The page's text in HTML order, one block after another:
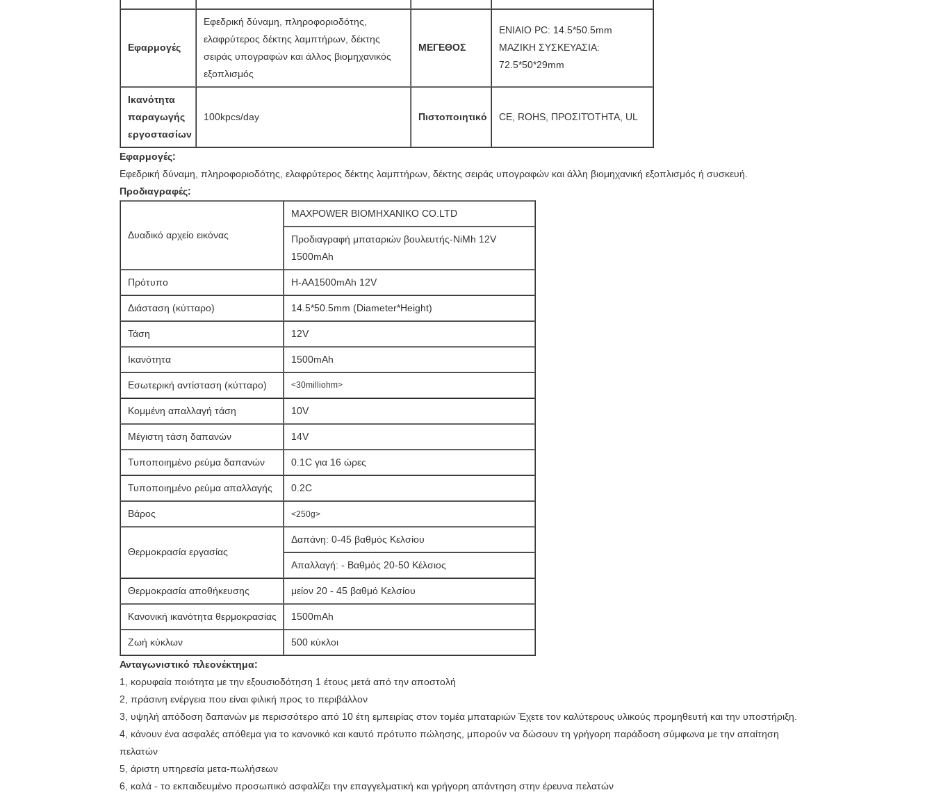
Εφαρμογές
Εφεδρική δύναμη, πληροφοριοδότης,
ελαφρύτερος δέκτης λαμπτήρων, δέκτης
σειράς υπογραφών και άλλος βιομηχανικός
εξοπλισμός
ΜΕΓΕΘΟΣ
ΕΝΙΑΙΟ PC: 14.5*50.5mm
ΜΑΖΙΚΗ ΣΥΣΚΕΥΑΣΙΑ:
72.5*50*29mm
Ικανότητα
παραγωγής
εργοστασίων
100kpcs/day Πιστοποιητικό CE, ROHS, ΠΡΟΣΙΤΌΤΗΤΑ, UL
Εφαρμογές:
Εφεδρική δύναμη, πληροφοριοδότης, ελαφρύτερος δέκτης λαμπτήρων, δέκτης σειράς υπογραφών και άλλη βιομηχανική εξοπλισμός ή συσκευή.
Προδιαγραφές:
Δυαδικό αρχείο εικόνας
MAXPOWER ΒΙΟΜΗΧΑΝΙΚΟ CO.LTD
Προδιαγραφή μπαταριών βουλευτής-NiMh 12V
1500mAh
Πρότυπο H-AA1500mAh 12V
Διάσταση (κύτταρο) 14.5*50.5mm (Diameter*Height)
Τάση 12V
Ικανότητα 1500mAh
Εσωτερική αντίσταση (κύτταρο) <30milliohm>
Κομμένη απαλλαγή τάση 10V
Μέγιστη τάση δαπανών 14V
Τυποποιημένο ρεύμα δαπανών 0.1C για 16 ώρες
Τυποποιημένο ρεύμα απαλλαγής 0.2C
Βάρος <250g>
Θερμοκρασία εργασίας
Δαπάνη: 0-45 βαθμός Κελσίου
Απαλλαγή: - Βαθμός 20-50 Κέλσιος
Θερμοκρασία αποθήκευσης μείον 20 - 45 βαθμό Κελσίου
Κανονική ικανότητα θερμοκρασίας 1500mAh
Ζωή κύκλων
500 κύκλοι
Ανταγωνιστικό πλεονέκτημα:
1, κορυφαία ποιότητα με την εξουσιοδότηση 1 έτους μετά από την αποστολή
2, πράσινη ενέργεια που είναι φιλική προς το περιβάλλον
3, υψηλή απόδοση δαπανών με περισσότερο από 10 έτη εμπειρίας στον τομέα μπαταριών Έχετε τον καλύτερους υλικούς προμηθευτή και την υποστήριξη.
4, κάνουν ένα ασφαλές απόθεμα για το κανονικό και καυτό πρότυπο πώλησης, μπορούν να δώσουν τη γρήγορη παράδοση σύμφωνα με την απαίτηση
πελατών
5, άριστη υπηρεσία μετα-πωλήσεων
6, καλά - το εκπαιδευμένο προσωπικό ασφαλίζει την επαγγελματική και γρήγορη απάντηση στην έρευνα πελατών